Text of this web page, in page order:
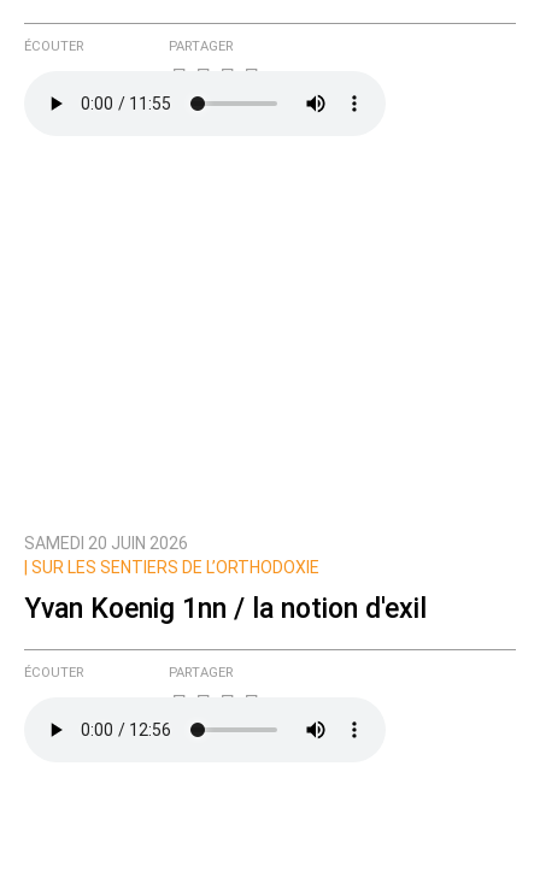
Courriel (non publié)
Prévenez-moi de tous les nouveaux commentaires
ÉCOUTER PARTAGER
SAMEDI 20 JUIN 2026
SUR LES SENTIERS DE L’ORTHODOXIE
Yvan Koenig 1nn / la notion d'exil
ÉCOUTER PARTAGER